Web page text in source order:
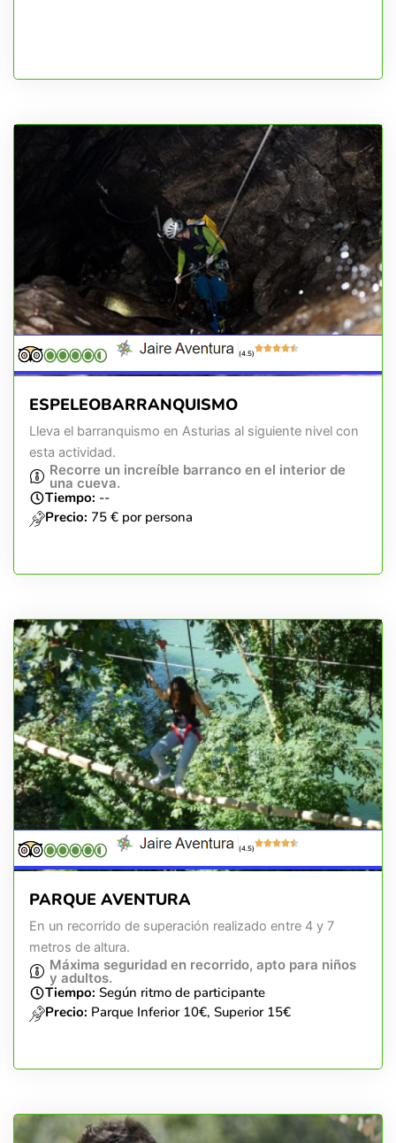
(4.5)
ESPELEOBARRANQUISMO
Lleva el barranquismo en Asturias al siguiente nivel con
esta actividad.
Recorre un increíble barranco en el interior de
una cueva.
Tiempo: --
Precio: 75 € por persona
(4.5)
PARQUE AVENTURA
En un recorrido de superación realizado entre 4 y 7
metros de altura.
Máxima seguridad en recorrido, apto para niños
y adultos.
Tiempo: Según ritmo de participante
Precio: Parque Inferior 10€, Superior 15€